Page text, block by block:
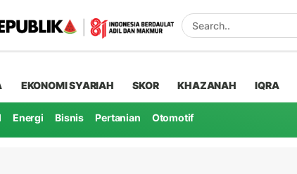
EKONOMI SYARIAH SKOR KHAZANAH IQRA
Energi Bisnis Pertanian Otomotif